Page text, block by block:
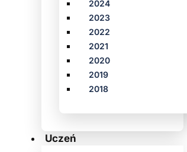
2024
2023
2022
2021
2020
2019
2018
Uczeń